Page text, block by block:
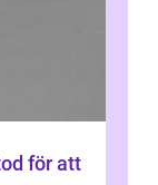
för att